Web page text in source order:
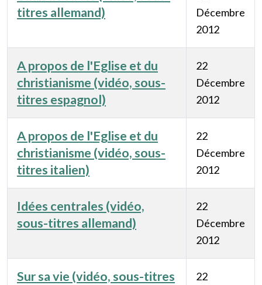
titres allemand)
Décembre
2012
A propos de l'Eglise et du
christianisme (vidéo, sous-
titres espagnol)
22
Décembre
2012
A propos de l'Eglise et du
christianisme (vidéo, sous-
titres italien)
22
Décembre
2012
Idées centrales (vidéo,
sous-titres allemand)
22
Décembre
2012
Sur sa vie (vidéo, sous-titres
22